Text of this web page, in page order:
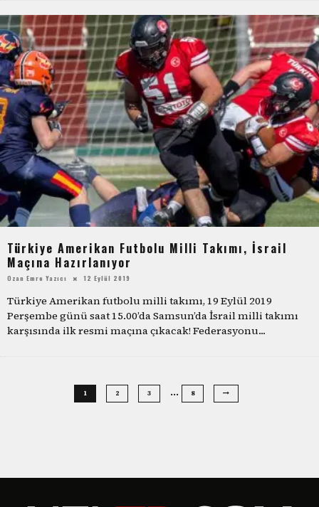
Türkiye Amerikan Futbolu Milli Takımı, İsrail
Maçına Hazırlanıyor
Ozan Emre Yazıcı 12 Eylül 2019
Türkiye Amerikan futbolu milli takımı, 19 Eylül 2019
Perşembe günü saat 15.00’da Samsun’da İsrail milli takımı
karşısında ilk resmi maçına çıkacak! Federasyonu...
1 2 3 … 8